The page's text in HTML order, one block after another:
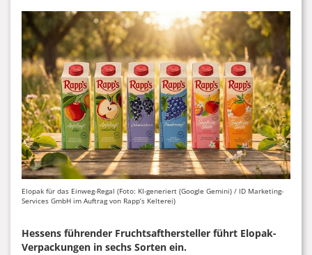
Elopak für das Einweg-Regal (Foto: KI-generiert (Google Gemini) / ID Marketing-
Services GmbH im Auftrag von Rapp’s Kelterei)
Hessens führender Fruchtsafthersteller führt Elopak-
Verpackungen in sechs Sorten ein.